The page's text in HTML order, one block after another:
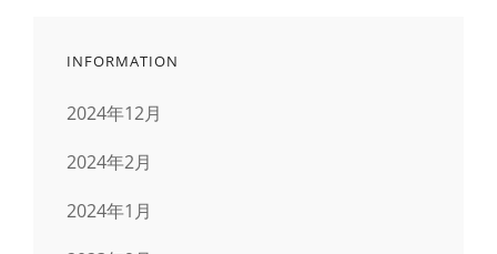
INFORMATION
2024年12月
2024年2月
2024年1月